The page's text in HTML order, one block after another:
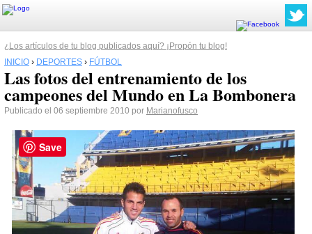
¿Los artículos de tu blog publicados aquí? ¡Propón tu blog!
INICIO › DEPORTES › FÚTBOL
Las fotos del entrenamiento de los
campeones del Mundo en La Bombonera
Publicado el 06 septiembre 2010 por Marianofusco
Save